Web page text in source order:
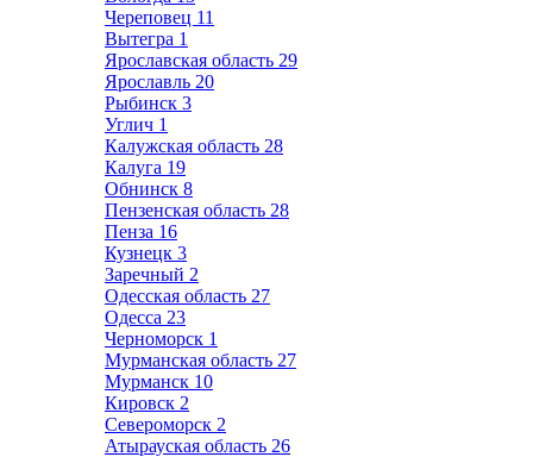
Череповец 11
Вытегра 1
Ярославская область 29
Ярославль 20
Рыбинск 3
Углич 1
Калужская область 28
Калуга 19
Обнинск 8
Пензенская область 28
Пенза 16
Кузнецк 3
Заречный 2
Одесская область 27
Одесса 23
Черноморск 1
Мурманская область 27
Мурманск 10
Кировск 2
Североморск 2
Атырауская область 26